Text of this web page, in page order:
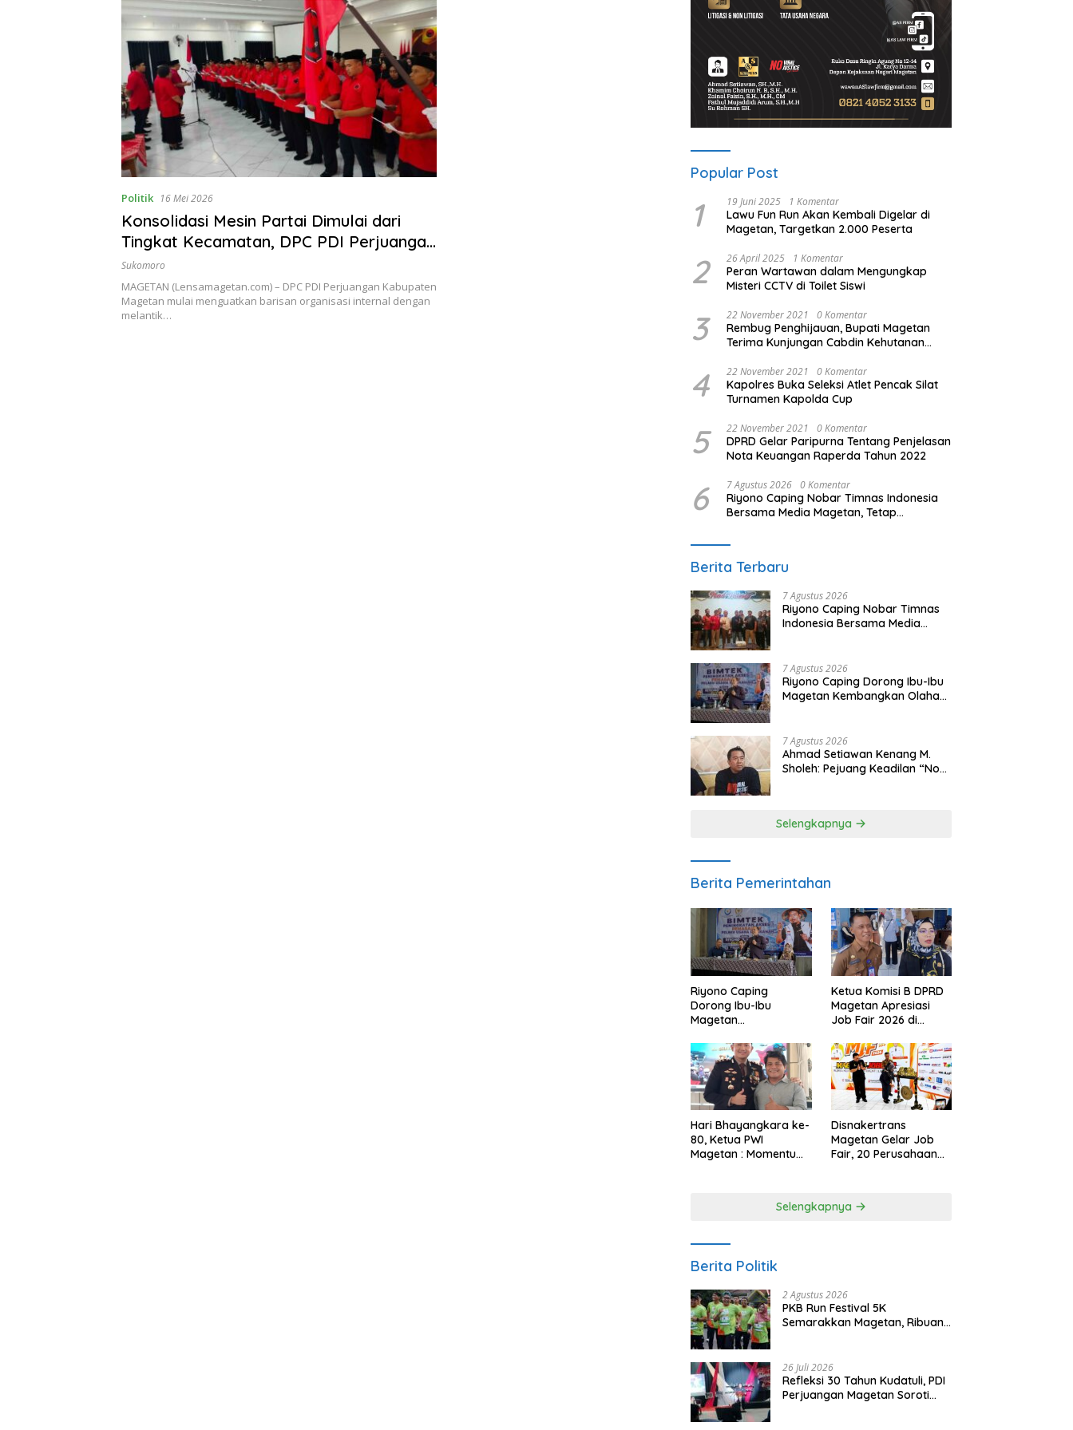
Politik 16 Mei 2026
Konsolidasi Mesin Partai Dimulai dari
Tingkat Kecamatan, DPC PDI Perjuangan
Magetan Lantik 18 PAC
Sukomoro
MAGETAN (Lensamagetan.com) – DPC PDI Perjuangan Kabupaten
Magetan mulai menguatkan barisan organisasi internal dengan
melantik…
Popular Post
1 19 Juni 2025 1 Komentar
Lawu Fun Run Akan Kembali Digelar di
Magetan, Targetkan 2.000 Peserta
2 26 April 2025 1 Komentar
Peran Wartawan dalam Mengungkap
Misteri CCTV di Toilet Siswi
3 22 November 2021 0 Komentar
Rembug Penghijauan, Bupati Magetan
Terima Kunjungan Cabdin Kehutanan
4 22 November 2021 0 Komentar
Kapolres Buka Seleksi Atlet Pencak Silat
Turnamen Kapolda Cup
5 22 November 2021 0 Komentar
DPRD Gelar Paripurna Tentang Penjelasan
Nota Keuangan Raperda Tahun 2022
6 7 Agustus 2026 0 Komentar
Riyono Caping Nobar Timnas Indonesia
Bersama Media Magetan, Tetap
Berita Terbaru
7 Agustus 2026
Riyono Caping Nobar Timnas
Indonesia Bersama Media
7 Agustus 2026
Riyono Caping Dorong Ibu-Ibu
Magetan Kembangkan Olahan
7 Agustus 2026
Ahmad Setiawan Kenang M.
Sholeh: Pejuang Keadilan “No
Selengkapnya
Berita Pemerintahan
Riyono Caping
Dorong Ibu-Ibu
Magetan
Ikan, Perkuat Budaya
Gemar Makan Ikan
Ketua Komisi B DPRD
Magetan Apresiasi
Job Fair 2026 di
Anggaran
Hari Bhayangkara ke-
80, Ketua PWI
Magetan : Momentum
Disnakertrans
Magetan Gelar Job
Fair, 20 Perusahaan
Selengkapnya
Berita Politik
2 Agustus 2026
PKB Run Festival 5K
Semarakkan Magetan, Ribuan
26 Juli 2026
Refleksi 30 Tahun Kudatuli, PDI
Perjuangan Magetan Soroti